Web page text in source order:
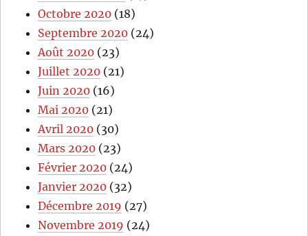
Octobre 2020 (18)
Septembre 2020 (24)
Août 2020 (23)
Juillet 2020 (21)
Juin 2020 (16)
Mai 2020 (21)
Avril 2020 (30)
Mars 2020 (23)
Février 2020 (24)
Janvier 2020 (32)
Décembre 2019 (27)
Novembre 2019 (24)